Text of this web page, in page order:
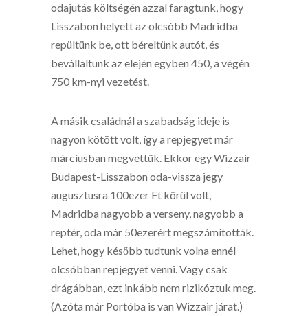
odajutás költségén azzal faragtunk, hogy
Lisszabon helyett az olcsóbb Madridba
repültünk be, ott béreltünk autót, és
bevállaltunk az elején egyben 450, a végén
750 km-nyi vezetést.
A másik családnál a szabadság ideje is
nagyon kötött volt, így a repjegyet már
márciusban megvettük. Ekkor egy Wizzair
Budapest-Lisszabon oda-vissza jegy
augusztusra 100ezer Ft körül volt,
Madridba nagyobb a verseny, nagyobb a
reptér, oda már 50ezerért megszámították.
Lehet, hogy később tudtunk volna ennél
olcsóbban repjegyet venni. Vagy csak
drágábban, ezt inkább nem rizikóztuk meg.
(Azóta már Portóba is van Wizzair járat.)